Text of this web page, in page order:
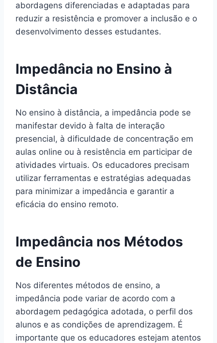
abordagens diferenciadas e adaptadas para
reduzir a resistência e promover a inclusão e o
desenvolvimento desses estudantes.
Impedância no Ensino à
Distância
No ensino à distância, a impedância pode se
manifestar devido à falta de interação
presencial, à dificuldade de concentração em
aulas online ou à resistência em participar de
atividades virtuais. Os educadores precisam
utilizar ferramentas e estratégias adequadas
para minimizar a impedância e garantir a
eficácia do ensino remoto.
Impedância nos Métodos
de Ensino
Nos diferentes métodos de ensino, a
impedância pode variar de acordo com a
abordagem pedagógica adotada, o perfil dos
alunos e as condições de aprendizagem. É
importante que os educadores estejam atentos